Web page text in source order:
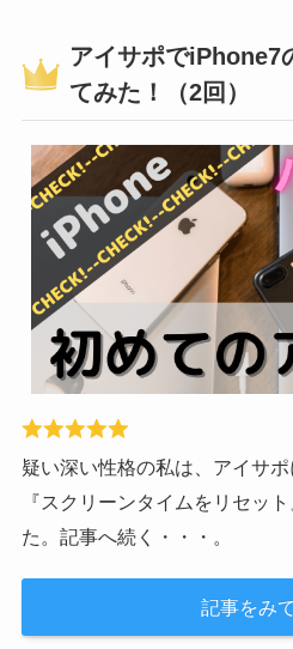
アイサポでiPhone7
てみた！（2回）
疑い深い性格の私は、アイサ
『スクリーンタイムをリセッ
た。記事へ続く・・・。
記事をみ